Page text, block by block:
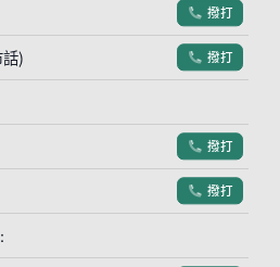
電話符號
撥打
) 電話符號
撥打
電話符號
撥打
電話符號
撥打